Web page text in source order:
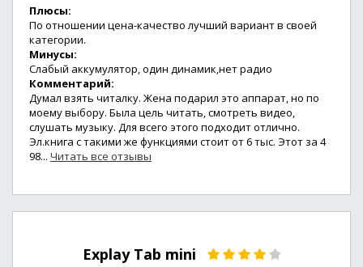
Плюсы:
По отношении цена-качество лучший вариант в своей
категории.
Минусы:
Слабый аккумулятор, один динамик,нет радио
Комментарий:
Думал взять читалку. Жена подарил это аппарат, но по
моему выбору. Была цель читать, смотреть видео,
слушать музыку. Для всего этого подходит отлично.
Эл.книга с такими же функциями стоит от 6 тыс. Этот за 4
98... Читать все отзывы
Explay Tab mini